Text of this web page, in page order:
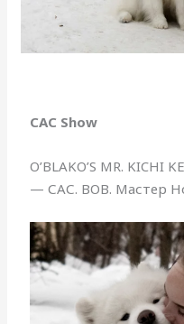
CAC Show
O’BLAKO’S MR. KICHI
— САС. BOB. Мастер